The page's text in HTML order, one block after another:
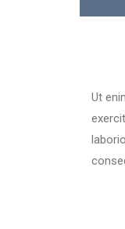
Ut